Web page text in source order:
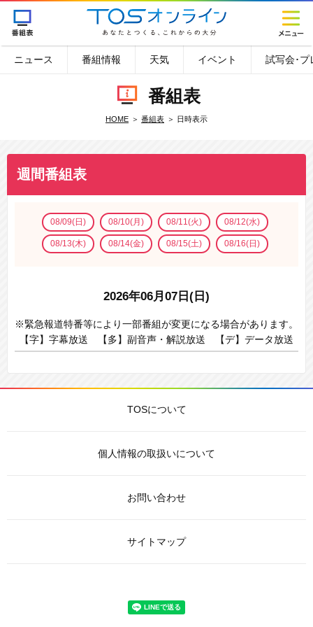
ニュース 番組情報 天気 イベント 試写会･プ
番組表
HOME 番組表 日時表示
週間番組表
08/09(日) 08/10(月) 08/11(火) 08/12(水)
08/13(木) 08/14(金) 08/15(土) 08/16(日)
2026年06月07日(日)
※緊急報道特番等により一部番組が変更になる場合があります。
【字】字幕放送 【多】副音声・解説放送 【デ】データ放送
TOSについて
個人情報の取扱いについて
お問い合わせ
サイトマップ